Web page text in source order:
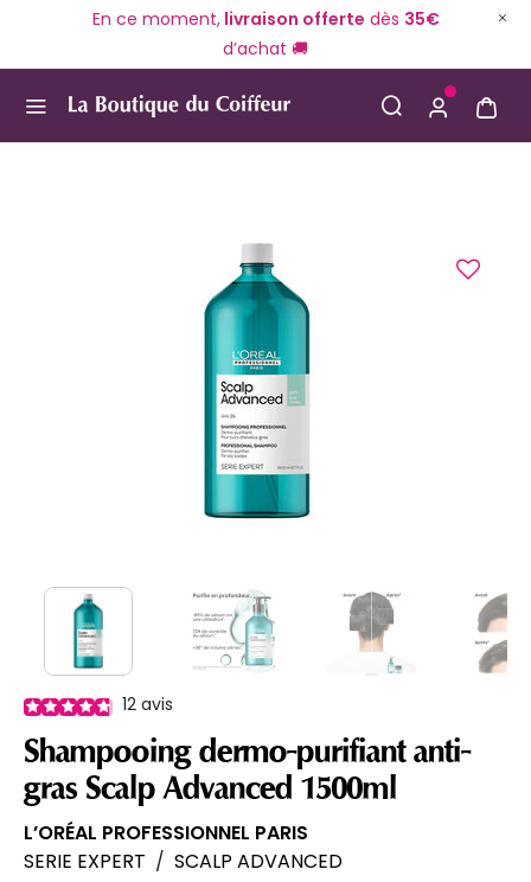
En ce moment,livraison offerte dès 35€
d’achat 🚚
12 avis
Shampooing dermo-purifiant anti-
gras Scalp Advanced 1500ml
L’ORÉAL PROFESSIONNEL PARIS
SERIE EXPERT / SCALP ADVANCED